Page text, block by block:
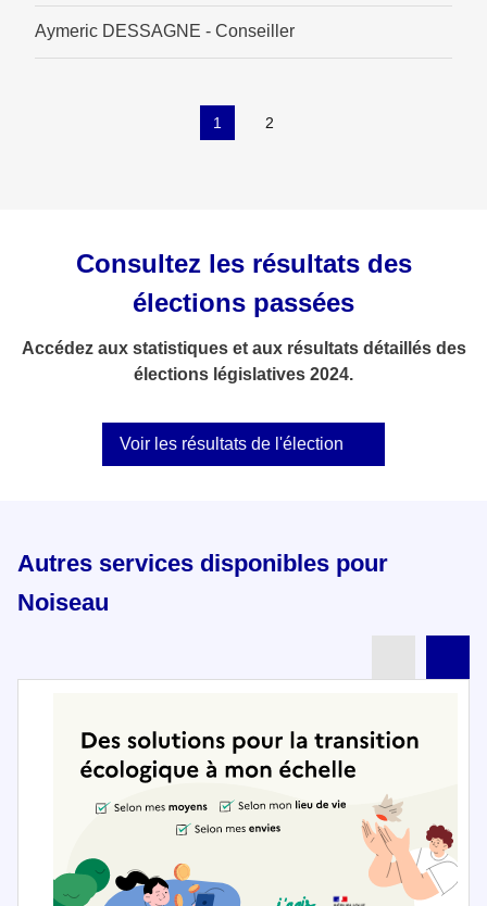
Aymeric DESSAGNE - Conseiller
1 2
Consultez les résultats des
élections passées
Accédez aux statistiques et aux résultats détaillés des
élections législatives 2024.
Voir les résultats de l'élection
Autres services disponibles pour
Noiseau